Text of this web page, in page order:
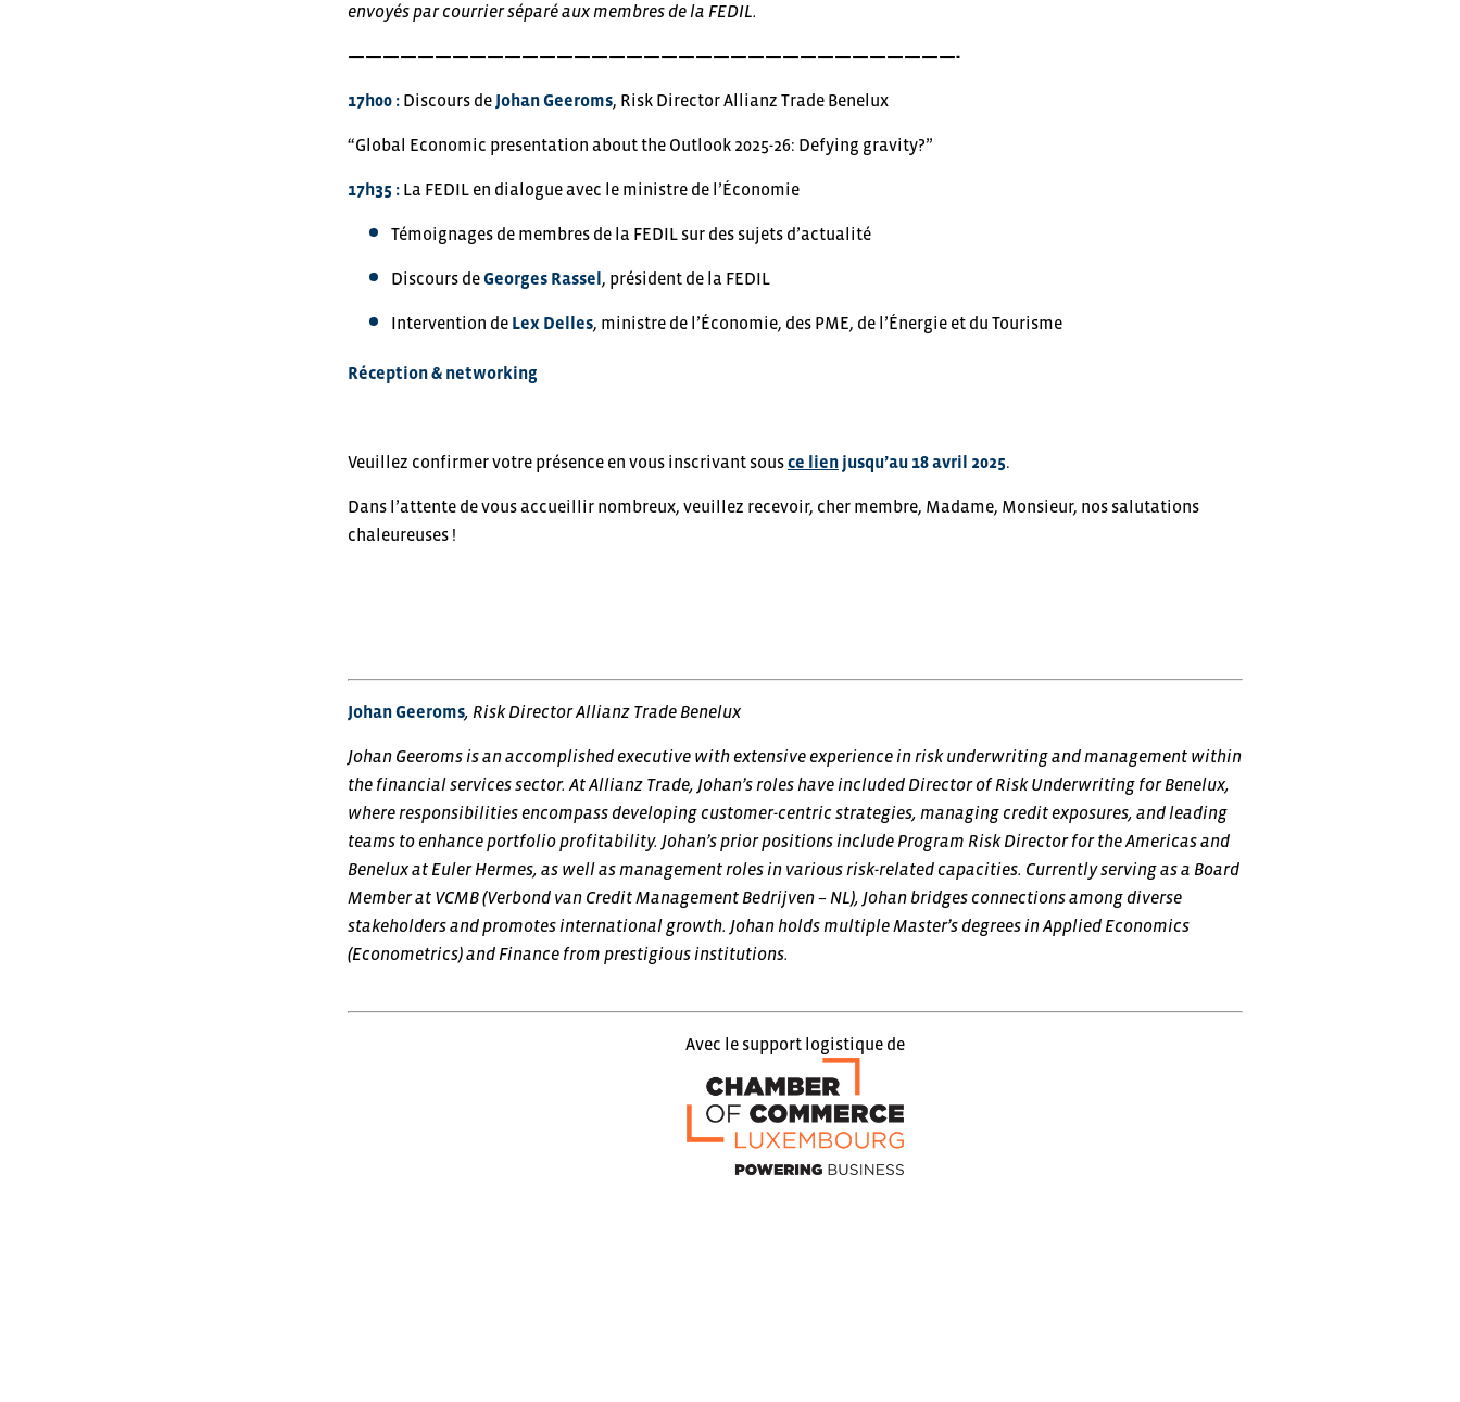
envoyés par courrier séparé aux membres de la FEDIL.
———————————————————————————————————-
17h00 : Discours de Johan Geeroms, Risk Director Allianz Trade Benelux
“Global Economic presentation about the Outlook 2025-26: Defying gravity?”
17h35 : La FEDIL en dialogue avec le ministre de l’Économie
Témoignages de membres de la FEDIL sur des sujets d’actualité
Discours deGeorges Rassel, président de la FEDIL
Intervention de Lex Delles, ministre de l’Économie, des PME, de l’Énergie et du Tourisme
Réception & networking
Veuillez confirmer votre présence en vous inscrivant sousce lien jusqu’au 18 avril 2025.
Dans l’attente de vous accueillir nombreux, veuillez recevoir, cher membre, Madame, Monsieur, nos salutations
chaleureuses !
Johan Geeroms, Risk Director Allianz Trade Benelux
Johan Geeroms is an accomplished executive with extensive experience in risk underwriting and management within
the financial services sector. At Allianz Trade, Johan’s roles have included Director of Risk Underwriting for Benelux,
where responsibilities encompass developing customer-centric strategies, managing credit exposures, and leading
teams to enhance portfolio profitability. Johan’s prior positions include Program Risk Director for the Americas and
Benelux at Euler Hermes, as well as management roles in various risk-related capacities. Currently serving as a Board
Member at VCMB (Verbond van Credit Management Bedrijven – NL), Johan bridges connections among diverse
stakeholders and promotes international growth. Johan holds multiple Master’s degrees in Applied Economics
(Econometrics) and Finance from prestigious institutions.
Avec le support logistique de